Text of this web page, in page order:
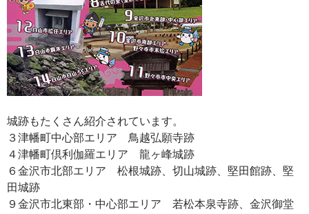
城跡もたくさん紹介されています。
３津幡町中心部エリア 鳥越弘願寺跡
４津幡町倶利伽羅エリア 龍ヶ峰城跡
６金沢市北部エリア 松根城跡、切山城跡、堅田館跡、堅
田城跡
９金沢市北東部・中心部エリア 若松本泉寺跡、金沢御堂